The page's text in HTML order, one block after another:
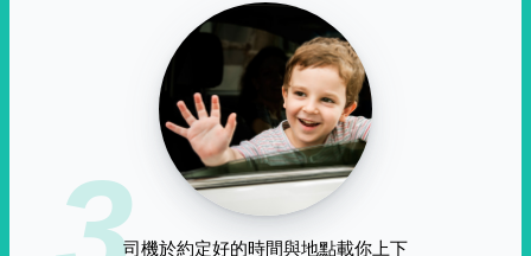
司機於約定好的時間與地點載你上下